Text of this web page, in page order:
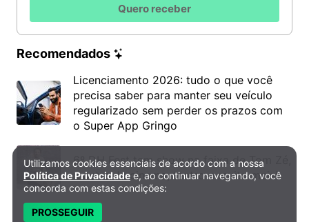
Quero receber
Recomendados
Licenciamento 2026: tudo o que você
precisa saber para manter seu veículo
regularizado sem perder os prazos com
o Super App Gringo
6º DH Fest tem show na faixa de Tom Zé,
mostra de cinema, teatro e muito mais!
Política de Privacidade e Cookies
Utilizamos cookies essenciais de acordo com a nossa
Política de Privacidade e, ao continuar navegando, você
concorda com estas condições:
PROSSEGUIR